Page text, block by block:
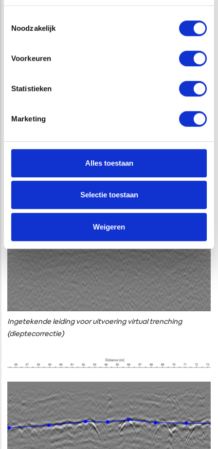
Noodzakelijk
Voorkeuren
Statistieken
Marketing
Alles toestaan
Selectie toestaan
Weigeren
Het resultaat van de virtual trenching (dieptecorrectie)
voor en na correctie is weergegeven in de onderstaande
afbeeldingen. Te zien is dat het diepteverloop van de kabel
Ingetekende leiding voor uitvoering virtual trenching
(dieptecorrectie)